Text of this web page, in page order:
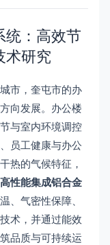
统：高效节
术研究
市，奎屯市的办
向发展。办公楼
与室内环境调控
员工健康与办公
热的气候特征，
高性能集成铝合金
、气密性保障、
术，并通过能效
品质与可持续运